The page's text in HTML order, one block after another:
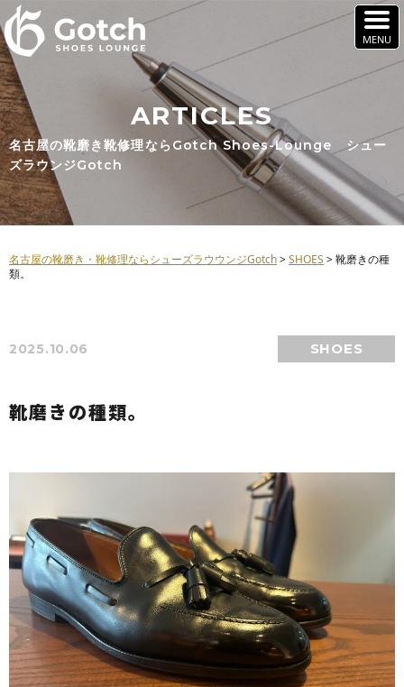
ARTICLES
名古屋の靴磨き靴修理ならGotch Shoes-Lounge シュー
ズラウンジGotch
名古屋の靴磨き・靴修理ならシューズラウウンジGotch>SHOES >靴磨きの種
類。
2025.10.06 SHOES
靴磨きの種類。